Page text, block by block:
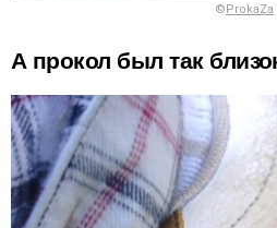
©ProkaZa
А прокол был так